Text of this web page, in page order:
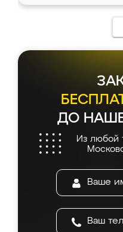
ДО
Из любой